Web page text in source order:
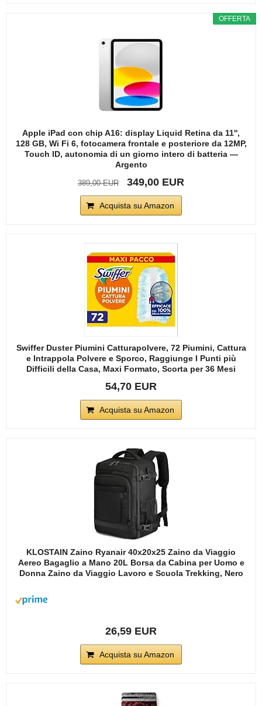
OFFERTA
Apple iPad con chip A16: display Liquid Retina da 11'',
128 GB, Wi Fi 6, fotocamera frontale e posteriore da 12MP,
Touch ID, autonomia di un giorno intero di batteria —
Argento
389,00 EUR 349,00 EUR
Acquista su Amazon
Swiffer Duster Piumini Catturapolvere, 72 Piumini, Cattura
e Intrappola Polvere e Sporco, Raggiunge I Punti più
Difficili della Casa, Maxi Formato, Scorta per 36 Mesi
54,70 EUR
Acquista su Amazon
KLOSTAIN Zaino Ryanair 40x20x25 Zaino da Viaggio
Aereo Bagaglio a Mano 20L Borsa da Cabina per Uomo e
Donna Zaino da Viaggio Lavoro e Scuola Trekking, Nero
26,59 EUR
Acquista su Amazon